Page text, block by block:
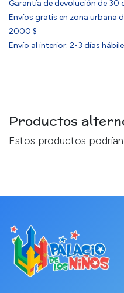
Garantía de devolución de 30
Envíos gratis en zona urbana
2000 $
Envío al interior: 2-3 días
Productos
Estos productos